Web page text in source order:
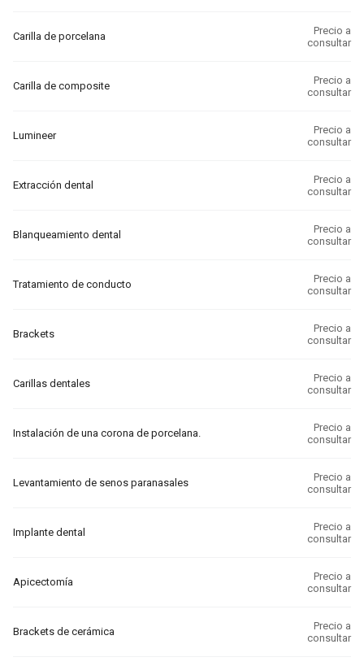
Carilla de porcelana
Precio a
consultar
Carilla de composite
Precio a
consultar
Lumineer
Precio a
consultar
Extracción dental
Precio a
consultar
Blanqueamiento dental
Precio a
consultar
Tratamiento de conducto
Precio a
consultar
Brackets
Precio a
consultar
Carillas dentales
Precio a
consultar
Instalación de una corona de porcelana.
Precio a
consultar
Levantamiento de senos paranasales
Precio a
consultar
Implante dental
Precio a
consultar
Apicectomía
Precio a
consultar
Brackets de cerámica
Precio a
consultar